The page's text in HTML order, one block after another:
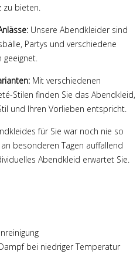
zu bieten.
Unsere Abendkleider sind
Partys und verschiedene
geeignet.
Mit verschiedenen
Stilen finden Sie das Abendkleid,
und Ihren Vorlieben entspricht.
für Sie war noch nie so
besonderen Tagen auffallend
Abendkleid erwartet Sie.
bei niedriger Temperatur